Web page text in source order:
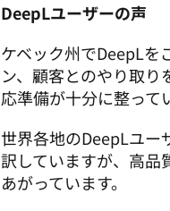
DeepLユーザーの声
ケベック州でDeepLを
ン、顧客とのやり取
応準備が十分に整って
世界各地のDeepLユー
訳していますが、高品
あがっています。